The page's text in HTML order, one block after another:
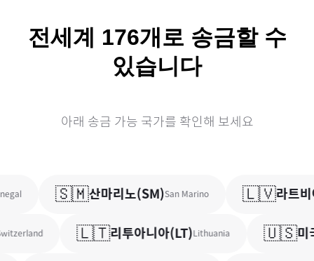
전세계 176개로 송금할 수
있습니다
아래 송금 가능 국가를 확인해 보세요
🇸🇲산마리노(SM)San Marino 🇱🇻라트비
🇱🇹리투아니아(LT)Lithuania 🇺🇸미국